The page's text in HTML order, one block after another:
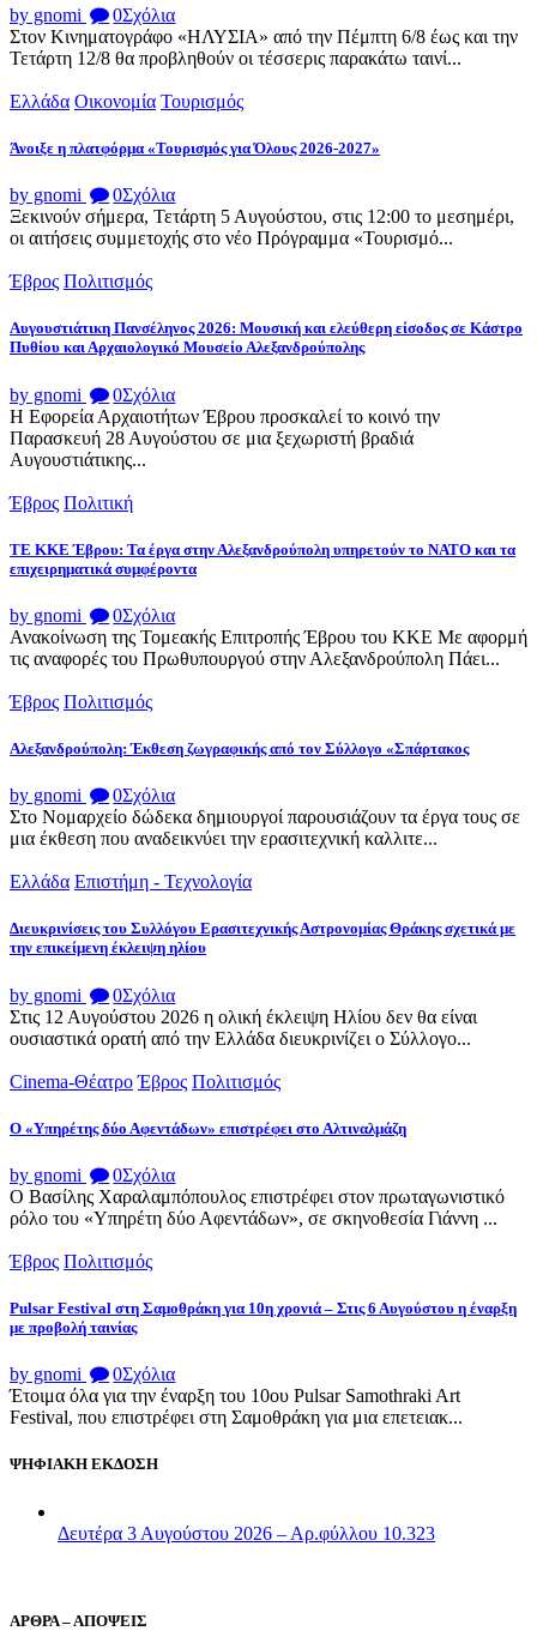
by gnomi 0Σχόλια
Στον Κινηματογράφο «ΗΛΥΣΙΑ» από την Πέμπτη 6/8 έως και την
Τετάρτη 12/8 θα προβληθούν οι τέσσερις παρακάτω ταινί...
Ελλάδα Οικονομία Τουρισμός
Άνοιξε η πλατφόρμα «Τουρισμός για Όλους 2026-2027»
by gnomi 0Σχόλια
Ξεκινούν σήμερα, Τετάρτη 5 Αυγούστου, στις 12:00 το μεσημέρι,
οι αιτήσεις συμμετοχής στο νέο Πρόγραμμα «Τουρισμό...
Έβρος Πολιτισμός
Αυγουστιάτικη Πανσέληνος 2026: Μουσική και ελεύθερη είσοδος σε Κάστρο
Πυθίου και Αρχαιολογικό Μουσείο Αλεξανδρούπολης
by gnomi 0Σχόλια
Η Εφορεία Αρχαιοτήτων Έβρου προσκαλεί το κοινό την
Παρασκευή 28 Αυγούστου σε μια ξεχωριστή βραδιά
Αυγουστιάτικης...
Έβρος Πολιτική
ΤΕ ΚΚΕ Έβρου: Τα έργα στην Αλεξανδρούπολη υπηρετούν το ΝΑΤΟ και τα
επιχειρηματικά συμφέροντα
by gnomi 0Σχόλια
Ανακοίνωση της Τομεακής Επιτροπής Έβρου του ΚΚΕ Με αφορμή
τις αναφορές του Πρωθυπουργού στην Αλεξανδρούπολη Πάει...
Έβρος Πολιτισμός
Αλεξανδρούπολη: Έκθεση ζωγραφικής από τον Σύλλογο «Σπάρτακος
by gnomi 0Σχόλια
Στο Νομαρχείο δώδεκα δημιουργοί παρουσιάζουν τα έργα τους σε
μια έκθεση που αναδεικνύει την ερασιτεχνική καλλιτε...
Ελλάδα Επιστήμη - Τεχνολογία
Διευκρινίσεις του Συλλόγου Ερασιτεχνικής Αστρονομίας Θράκης σχετικά με
την επικείμενη έκλειψη ηλίου
by gnomi 0Σχόλια
Στις 12 Αυγούστου 2026 η ολική έκλειψη Ηλίου δεν θα είναι
ουσιαστικά ορατή από την Ελλάδα διευκρινίζει ο Σύλλογο...
Cinema-Θέατρο Έβρος Πολιτισμός
Ο «Υπηρέτης δύο Αφεντάδων» επιστρέφει στο Αλτιναλμάζη
by gnomi 0Σχόλια
Ο Βασίλης Χαραλαμπόπουλος επιστρέφει στον πρωταγωνιστικό
ρόλο του «Υπηρέτη δύο Αφεντάδων», σε σκηνοθεσία Γιάννη ...
Έβρος Πολιτισμός
Pulsar Festival στη Σαμοθράκη για 10η χρονιά – Στις 6 Αυγούστου η έναρξη
με προβολή ταινίας
by gnomi 0Σχόλια
Έτοιμα όλα για την έναρξη του 10ου Pulsar Samothraki Art
Festival, που επιστρέφει στη Σαμοθράκη για μια επετειακ...
ΨΗΦΙΑΚΗ ΕΚΔΟΣΗ
Δευτέρα 3 Αυγούστου 2026 – Αρ.φύλλου 10.323
ΑΡΘΡΑ – ΑΠΟΨΕΙΣ